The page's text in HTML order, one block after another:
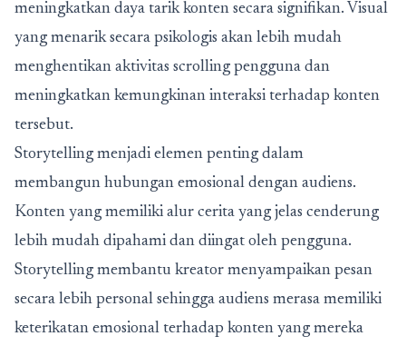
meningkatkan daya tarik konten secara signifikan. Visual
yang menarik secara psikologis akan lebih mudah
menghentikan aktivitas scrolling pengguna dan
meningkatkan kemungkinan interaksi terhadap konten
tersebut.
Storytelling menjadi elemen penting dalam
membangun hubungan emosional dengan audiens.
Konten yang memiliki alur cerita yang jelas cenderung
lebih mudah dipahami dan diingat oleh pengguna.
Storytelling membantu kreator menyampaikan pesan
secara lebih personal sehingga audiens merasa memiliki
keterikatan emosional terhadap konten yang mereka